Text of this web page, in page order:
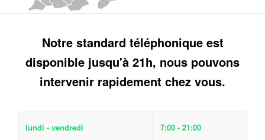
Notre standard téléphonique est
disponible jusqu'à 21h, nous pouvons
intervenir rapidement chez vous.
lundi - vendredi 7:00 - 21:00